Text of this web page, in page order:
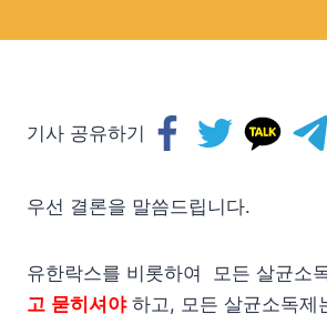
기사 공유하기
우선 결론을 말씀드립니다.
유한락스를 비롯하여 모든 살균소
고 묻히셔야하고, 모든 살균소독제